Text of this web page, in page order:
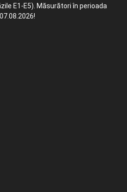
E1-E5). Măsurători în perioada